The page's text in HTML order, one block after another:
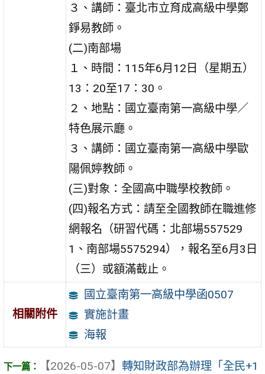
３、講師：臺北市立育成高級中學鄭
錚易教師。
(二)南部場
１、時間：115年6月12日（星期五）
13：20至17：30。
２、地點：國立臺南第一高級中學／
特色展示廳。
３、講師：國立臺南第一高級中學歐
陽佩婷教師。
(三)對象：全國高中職學校教師。
(四)報名方式：請至全國教師在職進修
網報名（研習代碼：北部場557529
1、南部場5575294），報名至6月3日
（三）或額滿截止。
相關附件
國立臺南第一高級中學函0507
實施計畫
海報
【2026-05-07】 轉知財政部為辦理「全民+1